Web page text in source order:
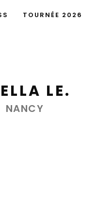
TOURNÉE 2026
LE.
NANCY